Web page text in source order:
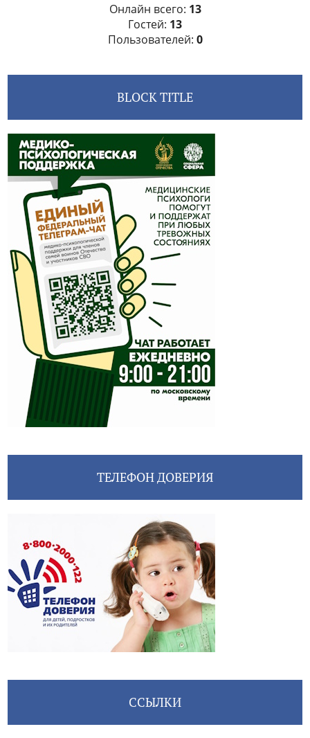
Онлайн всего: 13
Гостей: 13
Пользователей: 0
BLOCK TITLE
ТЕЛЕФОН ДОВЕРИЯ
ССЫЛКИ